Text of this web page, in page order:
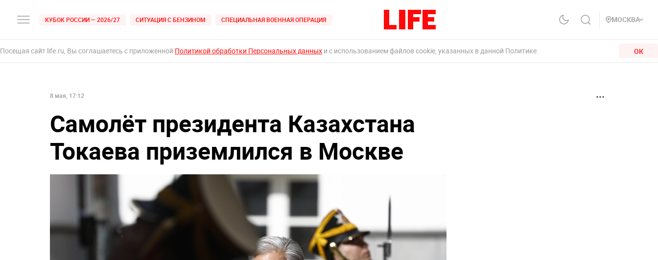
КУБОК РОССИИ — 2026/27 СИТУАЦИЯ С БЕНЗИНОМ СПЕЦИАЛЬНАЯ ВОЕННАЯ ОПЕРАЦИЯ МОСКВА
Посещая сайт life.ru, Вы соглашаетесь с приложенной Политикой обработки Персональных данных и с использованием файлов cookie, указанных в данной Политике. ОК
8 мая, 17:12
Самолёт президента Казахстана
Токаева приземлился в Москве